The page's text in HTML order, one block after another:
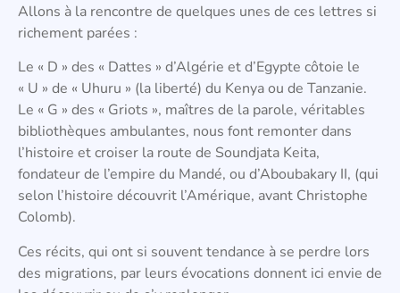
Allons à la rencontre de quelques unes de ces lettres si
richement parées :
Le « D » des « Dattes » d’Algérie et d’Egypte côtoie le
« U » de « Uhuru » (la liberté) du Kenya ou de Tanzanie.
Le « G » des « Griots », maîtres de la parole, véritables
bibliothèques ambulantes, nous font remonter dans
l’histoire et croiser la route de Soundjata Keita,
fondateur de l’empire du Mandé, ou d’Aboubakary II, (qui
selon l’histoire découvrit l’Amérique, avant Christophe
Colomb).
Ces récits, qui ont si souvent tendance à se perdre lors
des migrations, par leurs évocations donnent ici envie de